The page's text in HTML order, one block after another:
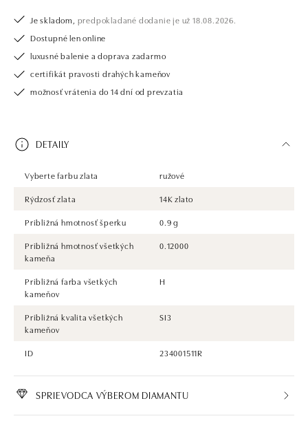
Je skladom, predpokladané dodanie je už 18.08.2026.
Dostupné len online
luxusné balenie a doprava zadarmo
certifikát pravosti drahých kameňov
možnosť vrátenia do 14 dní od prevzatia
DETAILY
Vyberte farbu zlata
ružové
Rýdzosť zlata
14K zlato
Približná hmotnosť šperku
0.9 g
Približná hmotnosť všetkých
kameňa
0.12000
Približná farba všetkých
kameňov
H
Približná kvalita všetkých
kameňov
SI3
ID 234001511R
SPRIEVODCA VÝBEROM DIAMANTU